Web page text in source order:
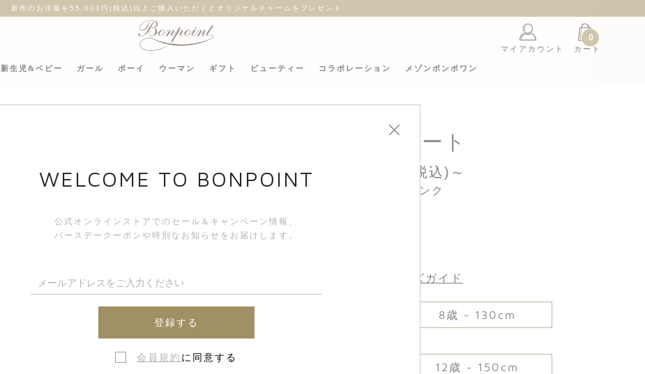
新作のお洋服を55,000円(税込)以上ご購入いただくとオリジナルチャームをプレゼント
マイアカウント
0
カート
新生児&ベビー ガール ボーイ ウーマン ギフト ビューティー コラボレーション メゾンボンポワン
ロングコート
112,090円(税込)～
カラー : ピンク
サイズガイド
8歳 - 130cm
12歳 - 150cm
WELCOME TO BONPOINT
公式オンラインストアでのセール＆キャンペーン情報、
バースデークーポンや特別なお知らせをお届けします。
登録する
会員規約 に同意する